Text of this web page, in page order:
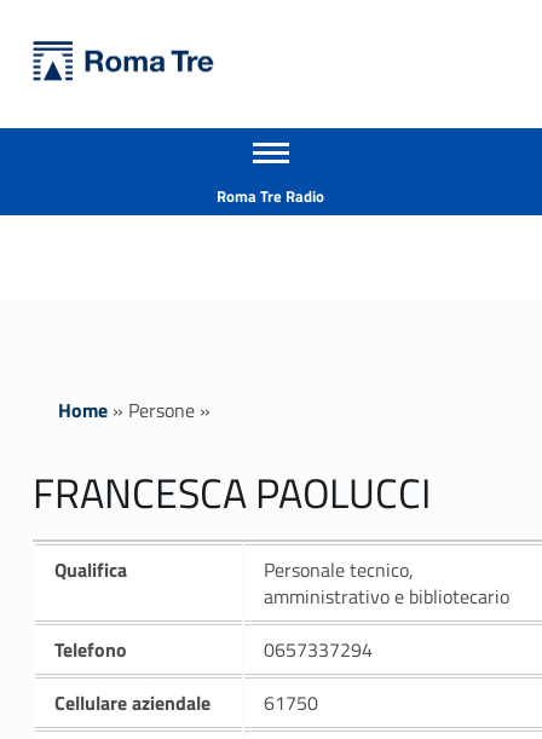
FRANCESCA PAOLUCCI - Università Roma Tre
Apri il menu secondario
Roma Tre Radio
Home» Persone»
FRANCESCA PAOLUCCI
Qualifica
Personale tecnico,
amministrativo e bibliotecario
Telefono
0657337294
Cellulare aziendale
61750